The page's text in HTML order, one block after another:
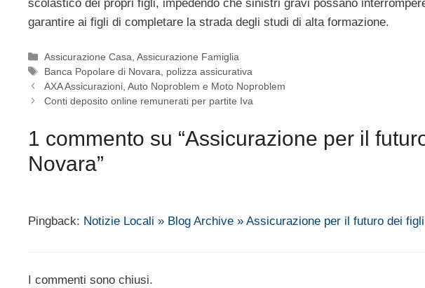
scolastico dei propri figli, impedendo che sinistri gravi possano
garantire ai figli di completare la strada degli studi di alta formazione.
Categorie
Assicurazione Casa ,Assicurazione Famiglia
Tag
Banca Popolare di Novara
polizza assicurativa
AXA Assicurazioni, Auto Noproblem e Moto Noproblem
Conti deposito online remunerati per partite Iva
1 commento su “Assicurazione per il
Novara”
Pingback: Notizie Locali » Blog Archive » Assicurazione per il futuro dei
I commenti sono chiusi.